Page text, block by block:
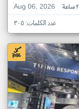
Aug 06, 2026
عدد الكلمات: ٣٠٥